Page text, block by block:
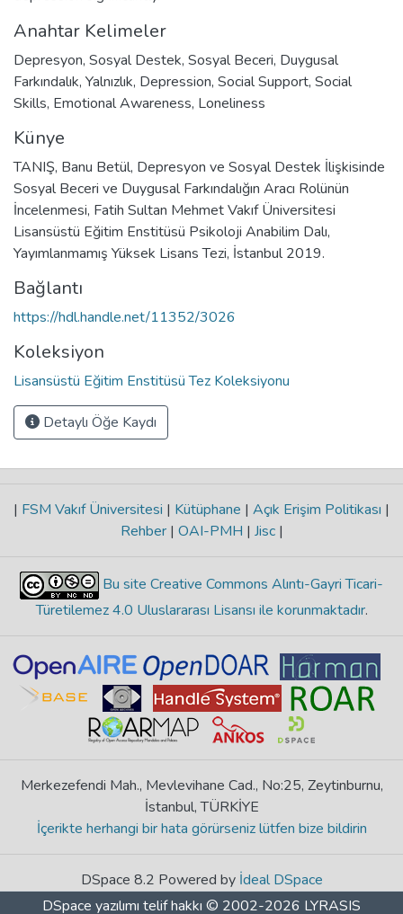
Anahtar Kelimeler
Depresyon, Sosyal Destek, Sosyal Beceri, Duygusal
Farkındalık, Yalnızlık, Depression, Social Support, Social
Skills, Emotional Awareness, Loneliness
Künye
TANIŞ, Banu Betül, Depresyon ve Sosyal Destek İlişkisinde
Sosyal Beceri ve Duygusal Farkındalığın Aracı Rolünün
İncelenmesi, Fatih Sultan Mehmet Vakıf Üniversitesi
Lisansüstü Eğitim Enstitüsü Psikoloji Anabilim Dalı,
Yayımlanmamış Yüksek Lisans Tezi, İstanbul 2019.
Bağlantı
https://hdl.handle.net/11352/3026
Koleksiyon
Lisansüstü Eğitim Enstitüsü Tez Koleksiyonu
Detaylı Öğe Kaydı
| FSM Vakıf Üniversitesi | Kütüphane | Açık Erişim Politikası |
Rehber | OAI-PMH | Jisc |
Bu site Creative Commons Alıntı-Gayri Ticari-
Türetilemez 4.0 Uluslararası Lisansı ile korunmaktadır.
Merkezefendi Mah., Mevlevihane Cad., No:25, Zeytinburnu,
İstanbul, TÜRKİYE
İçerikte herhangi bir hata görürseniz lütfen bize bildirin
DSpace 8.2 Powered by İdeal DSpace
DSpace yazılımı telif hakkı © 2002-2026 LYRASIS